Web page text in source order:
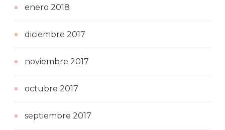
enero 2018
diciembre 2017
noviembre 2017
octubre 2017
septiembre 2017